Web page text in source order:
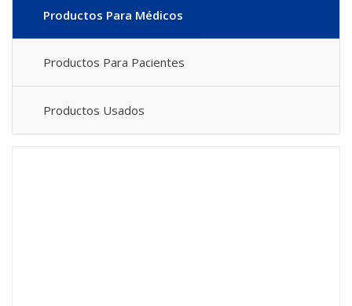
Productos Para Médicos
Productos Para Pacientes
Productos Usados